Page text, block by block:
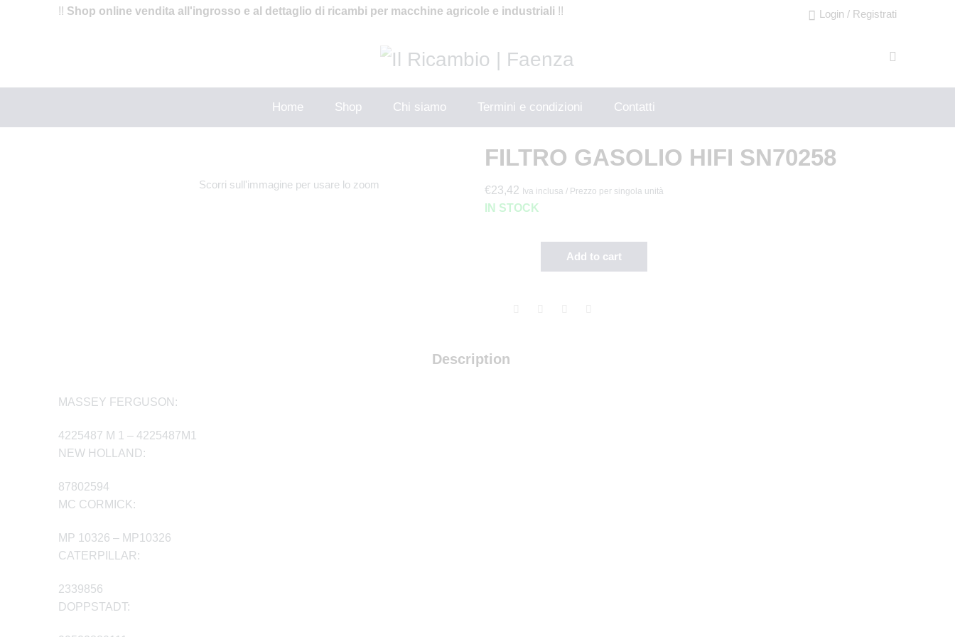
!! Shop online vendita all'ingrosso e al dettaglio di ricambi per macchine agricole e industriali !! Login / Registrati
Home Shop Chi siamo Termini e condizioni Contatti
Scorri sull'immagine per usare lo zoom
FILTRO GASOLIO HIFI SN70258
€23,42 Iva inclusa / Prezzo per singola unità
IN STOCK
Add to cart
Description
MASSEY FERGUSON:
4225487 M 1 – 4225487M1
NEW HOLLAND:
87802594
MC CORMICK:
MP 10326 – MP10326
CATERPILLAR:
2339856
DOPPSTADT: